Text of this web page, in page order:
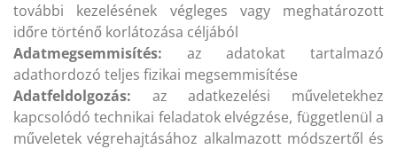
további kezelésének végleges vagy meghatározott
időre történő korlátozása céljából
Adatmegsemmisítés: az adatokat tartalmazó
adathordozó teljes fizikai megsemmisítése
Adatfeldolgozás: az adatkezelési műveletekhez
kapcsolódó technikai feladatok elvégzése, függetlenül a
műveletek végrehajtásához alkalmazott módszertől és